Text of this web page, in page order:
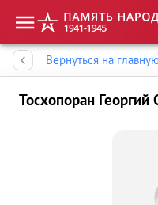
Вернуться на
Тосхопоран Георгий
Память народа